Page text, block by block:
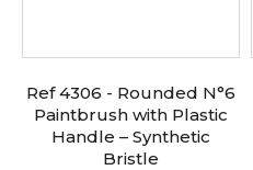
Ref 4306 - Rounded N°6
Paintbrush with Plastic
Handle – Synthetic
Bristle